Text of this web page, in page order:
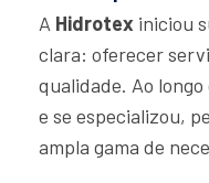
A Hidrotex iniciou
clara: oferecer
qualidade. Ao
e se especializou,
ampla gama de